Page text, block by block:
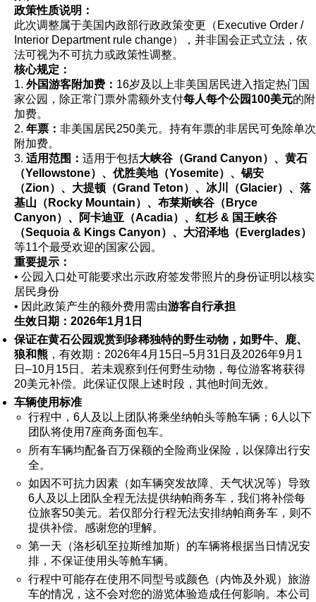
政策性质说明：
此次调整属于美国内政部行政政策变更（Executive Order /
Interior Department rule change），并非国会正式立法，依
法可视为不可抗力或政策性调整。
核心规定：
1. 外国游客附加费： 16岁及以上非美国居民进入指定热门国
家公园，除正常门票外需额外支付每人每个公园100美元的附
加费。
2. 年票： 非美国居民250美元。持有年票的非居民可免除单次
附加费。
3. 适用范围： 适用于包括大峡谷（Grand Canyon）、黄石
（Yellowstone）、优胜美地（Yosemite）、锡安
（Zion）、大提顿（Grand Teton）、冰川（Glacier）、落
基山（Rocky Mountain）、布莱斯峡谷（Bryce
Canyon）、阿卡迪亚（Acadia）、红杉 & 国王峡谷
（Sequoia & Kings Canyon）、大沼泽地（Everglades）
等11个最受欢迎的国家公园。
重要提示：
• 公园入口处可能要求出示政府签发带照片的身份证明以核实
居民身份
• 因此政策产生的额外费用需由游客自行承担
生效日期：2026年1月1日
保证在黄石公园观赏到珍稀独特的野生动物，如野牛、鹿、
狼和熊 ，有效期：2026年4月15日–5月31日及2026年9月1
日–10月15日。若未观察到任何野生动物，每位游客将获得
20美元补偿。此保证仅限上述时段，其他时间无效。
车辆使用标准
行程中，6人及以上团队将乘坐纳帕头等舱车辆；6人以下
团队将使用7座商务面包车。
所有车辆均配备百万保额的全险商业保险，以保障出行安
全。
如因不可抗力因素（如车辆突发故障、天气状况等）导致
6人及以上团队全程无法提供纳帕商务车，我们将补偿每
位旅客50美元。若仅部分行程无法安排纳帕商务车，则不
提供补偿。感谢您的理解。
第一天（洛杉矶至拉斯维加斯）的车辆将根据当日情况安
排，不保证使用头等舱车辆。
行程中可能存在使用不同型号或颜色（内饰及外观）旅游
车的情况，这不会对您的游览体验造成任何影响。本公司